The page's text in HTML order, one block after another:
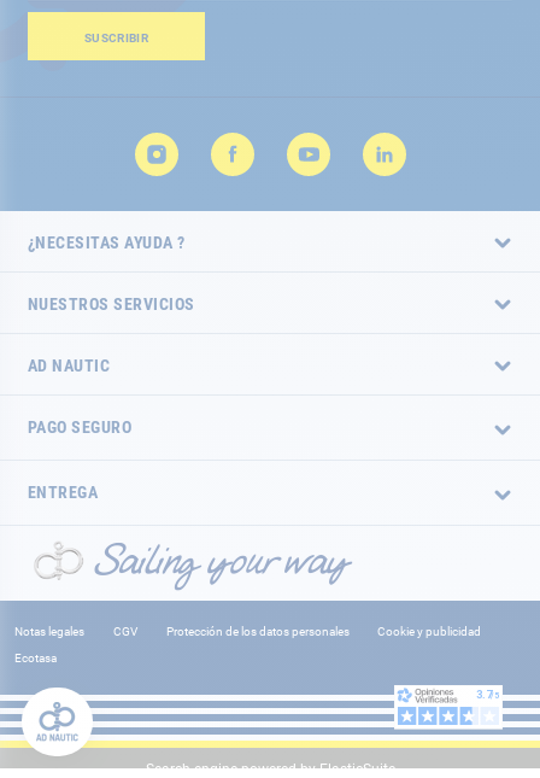
nuestro
de
SUSCRIBIR
¿NECESITAS AYUDA ?
NUESTROS SERVICIOS
AD NAUTIC
PAGO SEGURO
ENTREGA
Notas legales CGV Protección de los datos personales
Cookie y publicidad
Ecotasa
Search engine powered byElasticSuite